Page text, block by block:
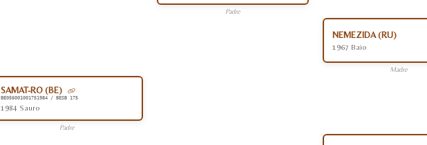
SAMAT-RO (BE)
BE056001001751984 / BESB 175
1984 Sauro
Padre
Padre
NEMEZIDA (RU)
1967 Baio
Madre